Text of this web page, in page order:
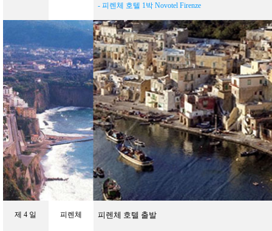
- 피렌체 호텔 1 박 Novotel Firenze
제 4 일 피렌체 피렌체 호텔 출발